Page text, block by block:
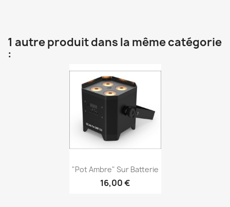
1 autre produit dans la même catégorie
:
Aperçu rapide
"Pot Ambre" Sur Batterie
16,00 €